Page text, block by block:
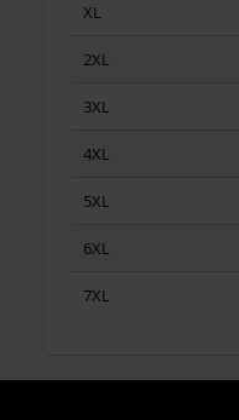
XL
2XL
3XL
4XL
5XL
6XL
7XL